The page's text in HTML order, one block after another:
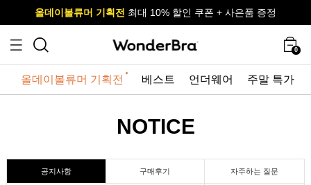
사이즈 무료 교환 서비스
올데이볼류머 기획전 최대 10% 할인 쿠폰 + 사은품 증정
사이즈 무료 교환 서비스
올데이볼류머 기획전 최대 10% 할인 쿠폰 + 사은품 증정
0
올데이볼류머 기획전 베스트 언더웨어 주말 특가
NOTICE
공지사항 구매후기 자주하는 질문